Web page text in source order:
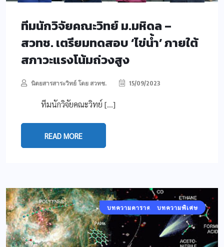
ทีมนักวิจัยคณะวิทย์ ม.มหิดล –
สวทช. เตรียมทดสอบ ‘ไข่น้ำ’ ภายใต้
สภาวะแรงโน้มถ่วงสูง
นิตยสารสาระวิทย์ โดย สวทช. 15/09/2023
ทีมนักวิจัยคณะวิทย์ […]
READ MORE
บทความดาราศาสตร์และอวกาศ
บทความพิเศษ